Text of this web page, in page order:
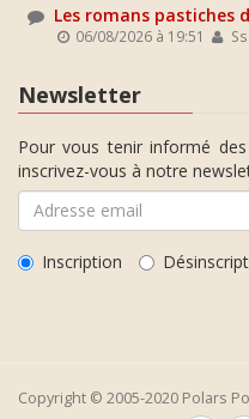
Les romans pastiches
06/08/2026 à 19:51
Newsletter
Pour vous tenir informé
inscrivez-vous à notre
Inscription
Copyright © 2005-2020 Polars